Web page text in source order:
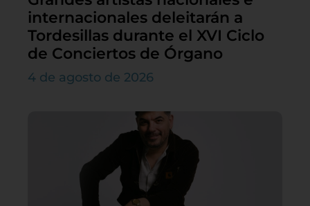
internacionales deleitarán a
Tordesillas durante el XVI Ciclo
de Conciertos de Órgano
4 de agosto de 2026